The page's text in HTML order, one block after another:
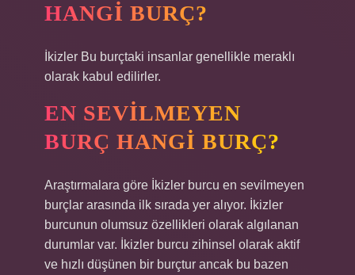
HANGI BURÇ?
İkizler Bu burçtaki insanlar genellikle meraklı
olarak kabul edilirler.
EN SEVILMEYEN
BURÇ HANGI BURÇ?
Araştırmalara göre İkizler burcu en sevilmeyen
burçlar arasında ilk sırada yer alıyor. İkizler
burcunun olumsuz özellikleri olarak algılanan
durumlar var. İkizler burcu zihinsel olarak aktif
ve hızlı düşünen bir burçtur ancak bu bazen